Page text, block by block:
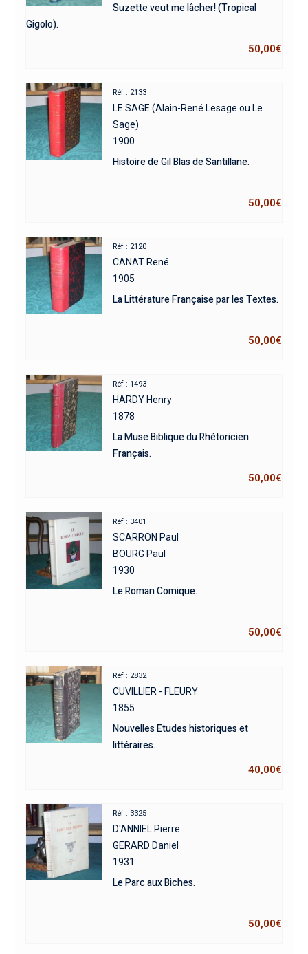
Suzette veut me lâcher! (Tropical
Gigolo).
50,00€
Réf : 2133
LE SAGE (Alain-René Lesage ou Le
Sage)
1900
Histoire de Gil Blas de Santillane.
50,00€
Réf : 2120
CANAT René
1905
La Littérature Française par les Textes.
50,00€
Réf : 1493
HARDY Henry
1878
La Muse Biblique du Rhétoricien
Français.
50,00€
Réf : 3401
SCARRON Paul
BOURG Paul
1930
Le Roman Comique.
50,00€
Réf : 2832
CUVILLIER - FLEURY
1855
Nouvelles Etudes historiques et
littéraires.
40,00€
Réf : 3325
D'ANNIEL Pierre
GERARD Daniel
1931
Le Parc aux Biches.
50,00€